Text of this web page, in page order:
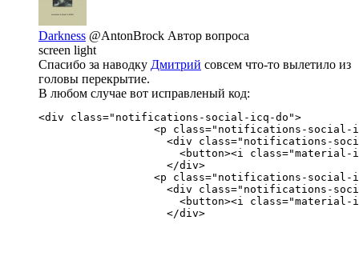
Darkness @AntonBrock Автор вопроса
screen light
Спасибо за наводку Дмитрий совсем что-то вылетило из
головы перекрытие.
В любом случае вот исправленый код:
<div class="notifications-social-icq-do">
<p class="notifications-
<div class="notifications-
<button><i
                    </div>
<p class="notifications-
<div class="notifications-
<button><i
                    </div>